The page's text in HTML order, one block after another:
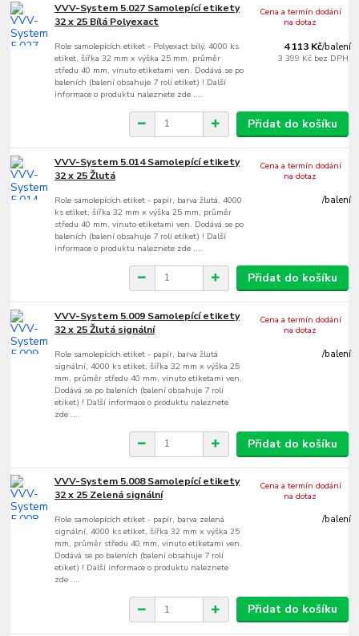
VVV-System 5.027 Samolepící etikety
32 x 25 Bílá Polyexact
Role samolepících etiket - Polyexact bílý, 4000 ks
etiket, šířka 32 mm x výška 25 mm, průměr
středu 40 mm, vinuto etiketami ven. Dodává se po
baleních (balení obsahuje 7 rolí etiket) ! Další
informace o produktu naleznete zde ....
4 113 Kč/balení
3 399 Kč bez DPH
Cena a termín dodání
na dotaz
Přidat do košíku
VVV-System 5.014 Samolepící etikety
32 x 25 Žlutá
Role samolepících etiket - papír, barva žlutá, 4000
ks etiket, šířka 32 mm x výška 25 mm, průměr
středu 40 mm, vinuto etiketami ven. Dodává se po
baleních (balení obsahuje 7 roli etiket) ! Další
informace o produktu naleznete zde ....
/balení
Cena a termín dodání
na dotaz
Přidat do košíku
VVV-System 5.009 Samolepící etikety
32 x 25 Žlutá signální
Role samolepících etiket - papír, barva žlutá
signální, 4000 ks etiket, šířka 32 mm x výška 25
mm, průměr středu 40 mm, vinuto etiketami ven.
Dodává se po baleních (balení obsahuje 7 rolí
etiket) ! Další informace o produktu naleznete
zde ....
/balení
Cena a termín dodání
na dotaz
Přidat do košíku
VVV-System 5.008 Samolepící etikety
32 x 25 Zelená signální
Role samolepících etiket - papír, barva zelená
signální, 4000 ks etiket, šířka 32 mm x výška 25
mm, průměr středu 40 mm, vinuto etiketami ven.
Dodává se po baleních (balení obsahuje 7 rolí
etiket) ! Další informace o produktu naleznete
zde ....
/balení
Cena a termín dodání
na dotaz
Přidat do košíku